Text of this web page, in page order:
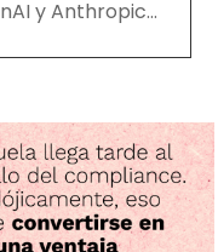
y Anthropic...